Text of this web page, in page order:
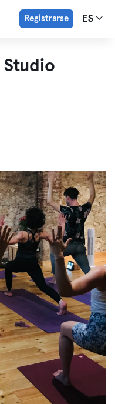
Registrarse ES
Studio